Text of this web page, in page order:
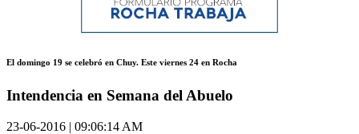
El domingo 19 se celebró en Chuy. Este viernes 24 en Rocha
Intendencia en Semana del Abuelo
23-06-2016 | 09:06:14 AM